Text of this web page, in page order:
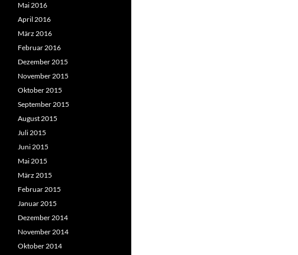
Mai 2016
April 2016
März 2016
Februar 2016
Dezember 2015
November 2015
Oktober 2015
September 2015
August 2015
Juli 2015
Juni 2015
Mai 2015
März 2015
Februar 2015
Januar 2015
Dezember 2014
November 2014
Oktober 2014